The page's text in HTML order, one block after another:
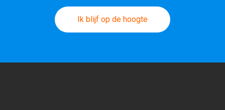
Ik blijf op de hoogte